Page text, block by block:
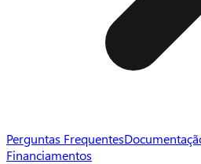
Perguntas Frequentes
Financiamentos